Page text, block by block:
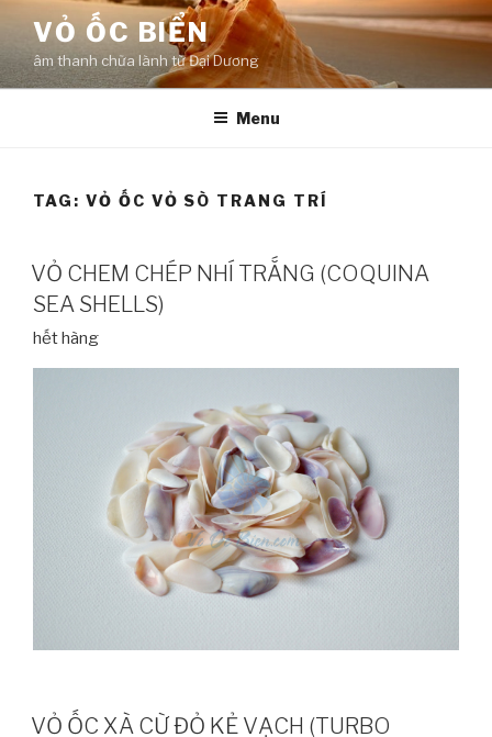
content
VỎ ỐC BIỂN
âm thanh chữa lành từ Đại Dương
Menu
TAG: VỎ ỐC VỎ SÒ TRANG TRÍ
VỎ CHEM CHÉP NHÍ TRẮNG (COQUINA
SEA SHELLS)
hết hàng
VỎ ỐC XÀ CỪ ĐỎ KẺ VẠCH (TURBO